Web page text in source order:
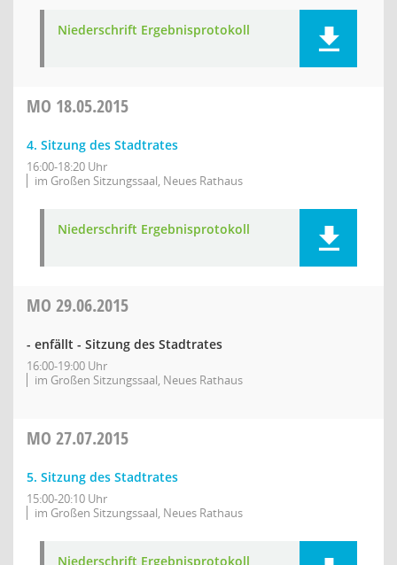
Niederschrift Ergebnisprotokoll
MO 18.05.2015
4. Sitzung des Stadtrates
16:00-18:20 Uhr
im Großen Sitzungssaal, Neues Rathaus
Niederschrift Ergebnisprotokoll
MO 29.06.2015
- enfällt - Sitzung des Stadtrates
16:00-19:00 Uhr
im Großen Sitzungssaal, Neues Rathaus
MO 27.07.2015
5. Sitzung des Stadtrates
15:00-20:10 Uhr
im Großen Sitzungssaal, Neues Rathaus
Niederschrift Ergebnisprotokoll